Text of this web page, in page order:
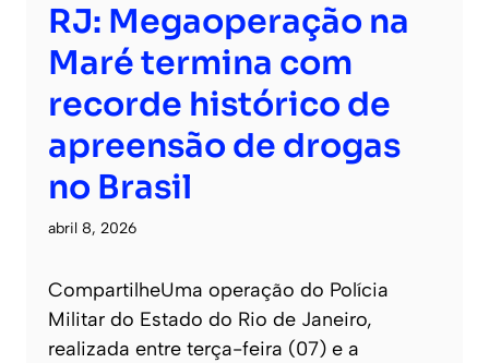
RJ: Megaoperação na
Maré termina com
recorde histórico de
apreensão de drogas
no Brasil
abril 8, 2026
CompartilheUma operação do Polícia
Militar do Estado do Rio de Janeiro,
realizada entre terça-feira (07) e a